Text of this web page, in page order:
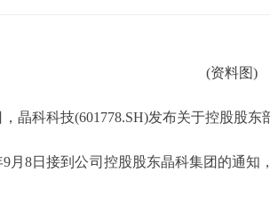
(资料图)
，晶科科技(601778.SH)发布关于控股股东
9月8日接到公司控股股东晶科集团的通